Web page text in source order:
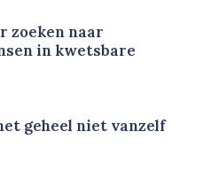
zoeken naar
in kwetsbare
geheel niet vanzelf